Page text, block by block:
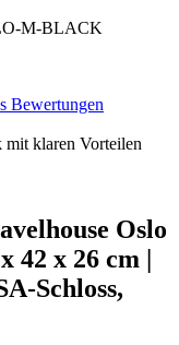
M-BLACK
Bewertungen
mit klaren Vorteilen
Oslo
42 x 26 cm |
Schloss,